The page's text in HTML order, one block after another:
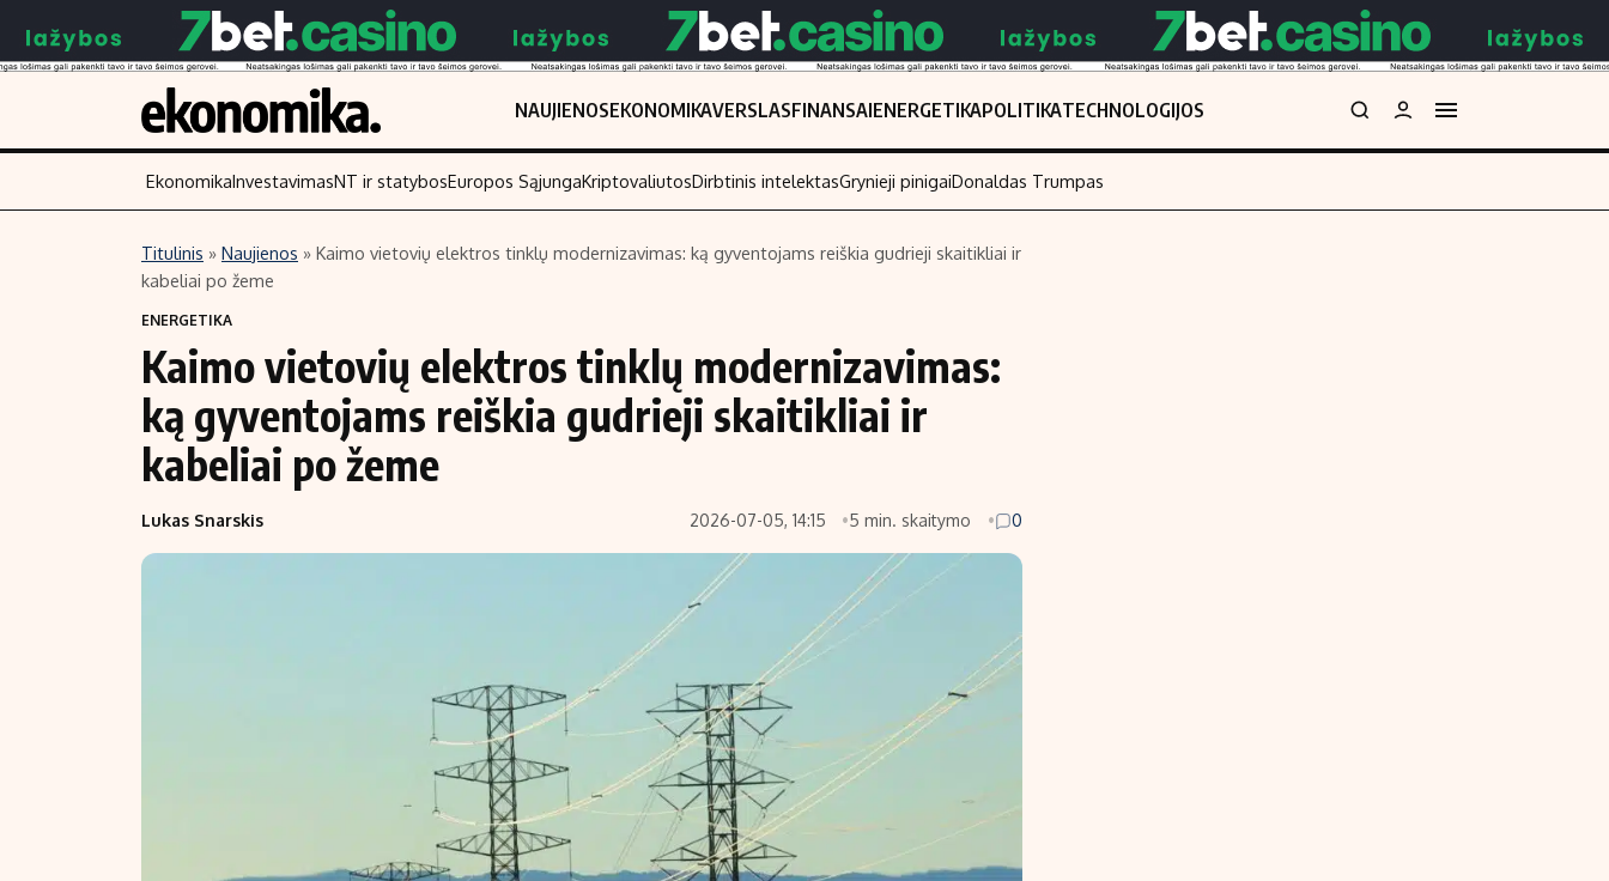
NAUJIENOSEKONOMIKAVERSLASFINANSAIENERGETIKAPOLITIKATECHNOLOGIJOS
Turinys
Naujienos
Aplinka
Verslas
Energetika
Ekonomika
Politika
NT ir statybos
Įmonės
Žemės ūkis
Laisvalaikis
Akcijų rinka
Saulės elektrinės
Kriptovaliutos
Migracija
Indėliai
EkonomikaInvestavimasNT ir statybosEuropos SąjungaKriptovaliutosDirbtinis intelektasGrynieji pinigaiDonaldas Trumpas
Titulinis » Naujienos » Kaimo vietovių elektros tinklų modernizavimas: ką gyventojams reiškia gudrieji skaitikliai ir
kabeliai po žeme
ENERGETIKA
Kaimo vietovių elektros tinklų modernizavimas:
ką gyventojams reiškia gudrieji skaitikliai ir
kabeliai po žeme
Lukas Snarskis 2026-07-05, 14:15 5 min. skaitymo 0